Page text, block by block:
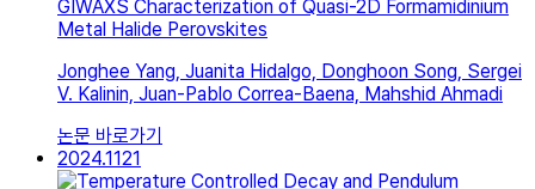
GIWAXS Characterization of Quasi-2D Formamidinium
Metal Halide Perovskites
Jonghee Yang, Juanita Hidalgo, Donghoon Song, Sergei
V. Kalinin, Juan-Pablo Correa-Baena, Mahshid Ahmadi
논문 바로가기
2024.1121